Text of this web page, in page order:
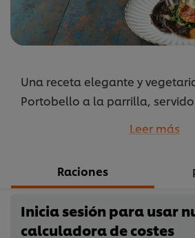
Una receta elegante y
Portobello a la parrilla,
gratinado de patatas con
Leer más
Raciones
Inicia sesión para usar
calculadora de costes